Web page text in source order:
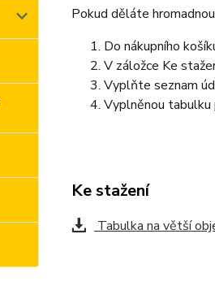
Pokud děláte
Do nákupního
V záložce Ke
Vyplňte seznam
Vyplněnou tabulku
Ke stažení
Tabulka na větší